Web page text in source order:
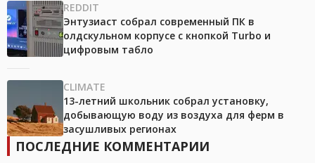
REDDIT
Энтузиаст собрал современный ПК в
олдскульном корпусе с кнопкой Turbo и
цифровым табло
CLIMATE
13-летний школьник собрал установку,
добывающую воду из воздуха для ферм в
засушливых регионах
ПОСЛЕДНИЕ КОММЕНТАРИИ